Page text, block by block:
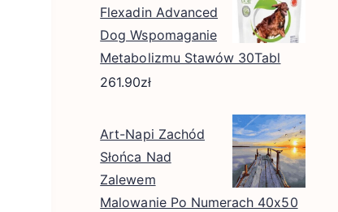
Flexadin Advanced
Dog Wspomaganie
Metabolizmu Stawów 30Tabl
261.90zł
Art-Napi Zachód
Słońca Nad
Zalewem
Malowanie Po Numerach 40x50